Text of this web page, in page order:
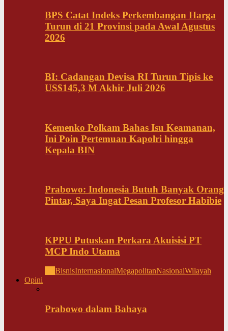
BPS Catat Indeks Perkembangan Harga
Turun di 21 Provinsi pada Awal Agustus
2026
BI: Cadangan Devisa RI Turun Tipis ke
US$145,3 M Akhir Juli 2026
Kemenko Polkam Bahas Isu Keamanan,
Ini Poin Pertemuan Kapolri hingga
Kepala BIN
Prabowo: Indonesia Butuh Banyak Orang
Pintar, Saya Ingat Pesan Profesor Habibie
KPPU Putuskan Perkara Akuisisi PT
MCP Indo Utama
BisnisInternasionalMegapolitanNasionalWilayah
Opini
Prabowo dalam Bahaya